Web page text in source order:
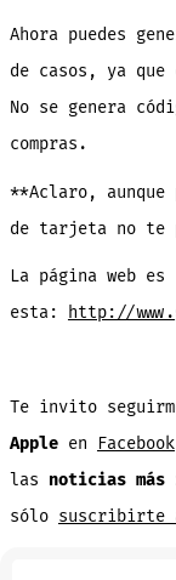
Ahora puedes
de casos, ya que
No se genera
compras.
**Aclaro, aunque
de tarjeta no te
La página web es
esta:
http://
Te invito
Appleen Facebook
las noticias más
sólo suscribirte